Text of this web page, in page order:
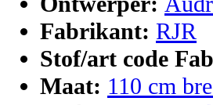
Fabrikant: RJR
Stof/art code
Maat: 110 cm